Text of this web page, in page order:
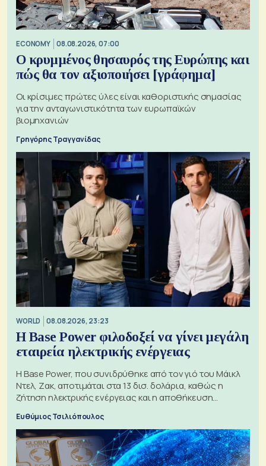
ECONOMY 08.08.2026, 07:00
Ο κρυμμένος θησαυρός της Ευρώπης και
πώς θα τον αξιοποιήσει [γράφημα]
Οι κρίσιμες πρώτες ύλες είναι καθοριστικής σημασίας
για την ανταγωνιστικότητα των ευρωπαϊκών
βιομηχανιών
Γρηγόρης Τραγγανίδας
WORLD 08.08.2026, 23:23
Η Base Power φιλοδοξεί να γίνει μεγάλη
εταιρεία ηλεκτρικής ενέργειας
Η Base Power, που συνιδρύθηκε από τον γιό του Μάικλ
Ντελ, Ζακ, αποτιμάται στα 13 δισ. δολάρια, καθώς η
ζήτηση ηλεκτρικής ενέργειας και η αποθήκευση
Ευθύμιος Τσιλιόπουλος